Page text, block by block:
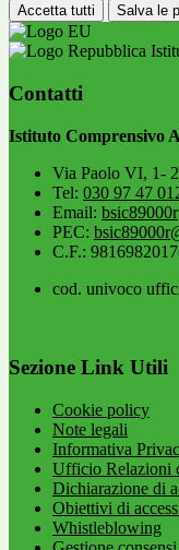
Accetta tutti Salva le
Contatti
Istituto Comprensivo
Via Paolo VI, 1-
Tel: 030 97 47
Email:
PEC:
C.F.:
cod. univoco
Sezione Link Utili
Cookie policy
Note legali
Informativa
Ufficio Relazioni
Dichiarazione di
Obiettivi di
Whistleblowing